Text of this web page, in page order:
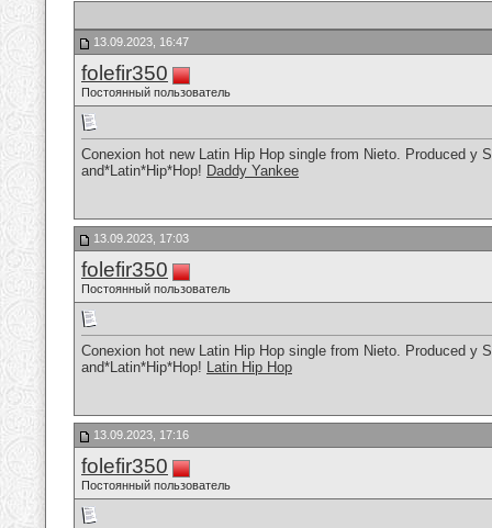
13.09.2023, 16:47
folefir350
Постоянный пользователь
Conexion hot new Latin Hip Hop single from Nieto. Produced y
and*Latin*Hip*Hop! Daddy Yankee
13.09.2023, 17:03
folefir350
Постоянный пользователь
Conexion hot new Latin Hip Hop single from Nieto. Produced y
and*Latin*Hip*Hop! Latin Hip Hop
13.09.2023, 17:16
folefir350
Постоянный пользователь